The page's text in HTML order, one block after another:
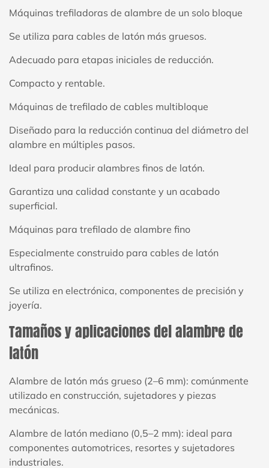
Máquinas trefiladoras de alambre de un solo bloque
Se utiliza para cables de latón más gruesos.
Adecuado para etapas iniciales de reducción.
Compacto y rentable.
Máquinas de trefilado de cables multibloque
Diseñado para la reducción continua del diámetro del
alambre en múltiples pasos.
Ideal para producir alambres finos de latón.
Garantiza una calidad constante y un acabado
superficial.
Máquinas para trefilado de alambre fino
Especialmente construido para cables de latón
ultrafinos.
Se utiliza en electrónica, componentes de precisión y
joyería.
Tamaños y aplicaciones del alambre de
latón
Alambre de latón más grueso (2–6 mm): comúnmente
utilizado en construcción, sujetadores y piezas
mecánicas.
Alambre de latón mediano (0,5–2 mm): ideal para
componentes automotrices, resortes y sujetadores
industriales.